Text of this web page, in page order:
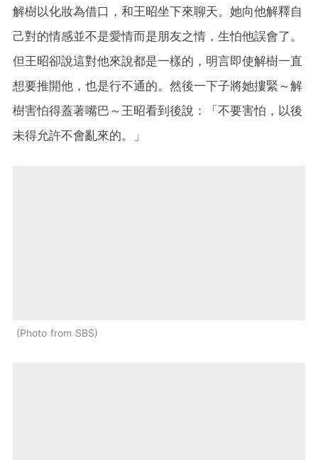
解樹以化妝為借口，和王昭坐下來聊天。她向他解釋自
己對的情感並不是愛情而是朋友之情，生怕他誤會了。
但王昭卻說這對他來說都是一樣的，明言即使解樹一直
想要推開他，也是行不通的。然後一下子將她摟緊～解
樹害怕得蓋著嘴巴～王昭看到後說：「不要害怕，以後
未得允許不會亂來的。」
Photo from SBS